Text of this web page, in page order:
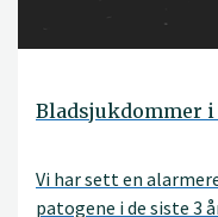
Bladsjukdommer
Vi har sett en
patogene i de siste 3